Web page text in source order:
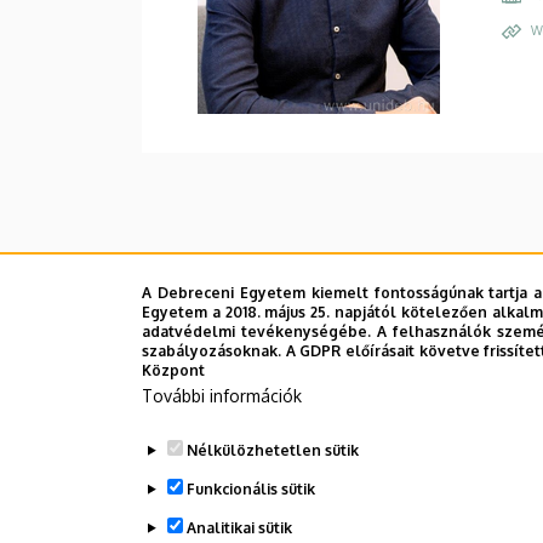
A Debreceni Egyetem kiemelt fontosságúnak
Egyetem a 2018. május 25. napjától kötelezően
adatvédelmi tevékenységébe. A felhasználók
szabályozásoknak. A GDPR előírásait követve
Központ
További információk
Nélkülözhetetlen sütik
Funkcionális sütik
Analitikai sütik